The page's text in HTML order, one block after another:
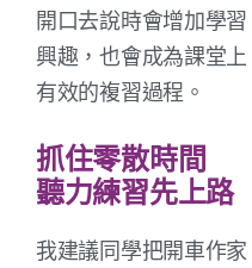
開口去說時會增加學習
興趣，也會成為課堂上
有效的複習過程。
抓住零散時間
聽力練習先上路
我建議同學把開車作家